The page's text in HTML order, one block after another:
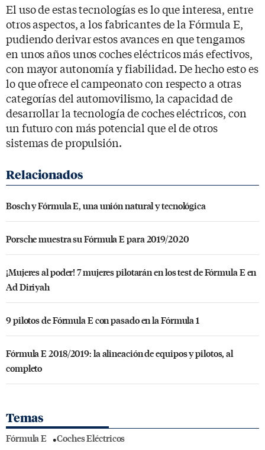
El uso de estas tecnologías es lo que interesa, entre
otros aspectos, a los fabricantes de la Fórmula E,
pudiendo derivar estos avances en que tengamos
en unos años unos coches eléctricos más efectivos,
con mayor autonomía y fiabilidad. De hecho esto es
lo que ofrece el campeonato con respecto a otras
categorías del automovilismo, la capacidad de
desarrollar la tecnología de coches eléctricos, con
un futuro con más potencial que el de otros
sistemas de propulsión.
Bosch y Fórmula E, una unión natural y tecnológica
Porsche muestra su Fórmula E para 2019/2020
¡Mujeres al poder! 7 mujeres pilotarán en los test de Fórmula E en
Ad Diriyah
9 pilotos de Fórmula E con pasado en la Fórmula 1
Fórmula E 2018/2019: la alineación de equipos y pilotos, al
completo
Temas
Fórmula E Coches Eléctricos